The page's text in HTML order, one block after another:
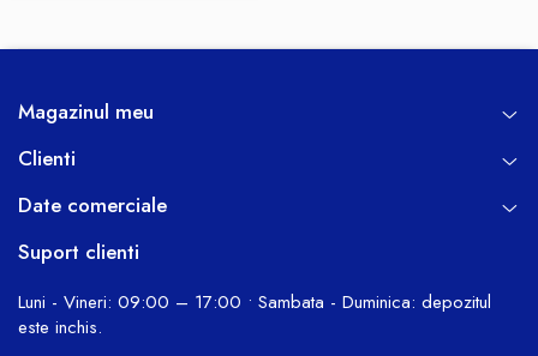
Magazinul meu
Clienti
Date comerciale
Suport clienti
Luni - Vineri: 09:00 – 17:00 • Sambata - Duminica: depozitul
este inchis.